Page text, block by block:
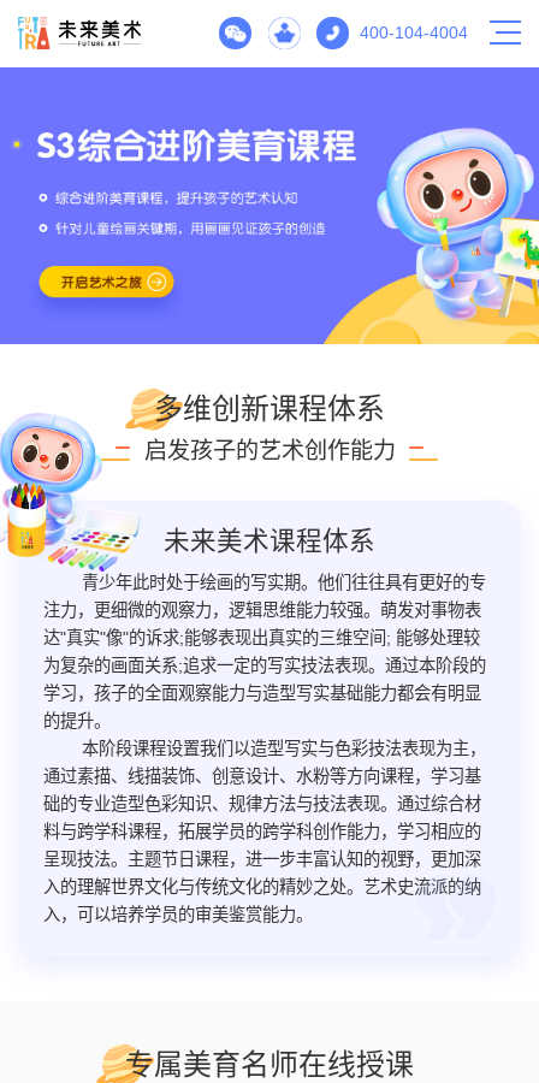
400-104-4004
多维创新课程体系
启发孩子的艺术创作能力
未来美术课程体系
青少年此时处于绘画的写实期。他们往往具有更好的专
注力，更细微的观察力，逻辑思维能力较强。萌发对事物表
达"真实"像"的诉求;能够表现出真实的三维空间; 能够处理较
为复杂的画面关系;追求一定的写实技法表现。通过本阶段的
学习，孩子的全面观察能力与造型写实基础能力都会有明显
的提升。
本阶段课程设置我们以造型写实与色彩技法表现为主，
通过素描、线描装饰、创意设计、水粉等方向课程，学习基
础的专业造型色彩知识、规律方法与技法表现。通过综合材
料与跨学科课程，拓展学员的跨学科创作能力，学习相应的
呈现技法。主题节日课程，进一步丰富认知的视野，更加深
入的理解世界文化与传统文化的精妙之处。艺术史流派的纳
入，可以培养学员的审美鉴赏能力。
专属美育名师在线授课